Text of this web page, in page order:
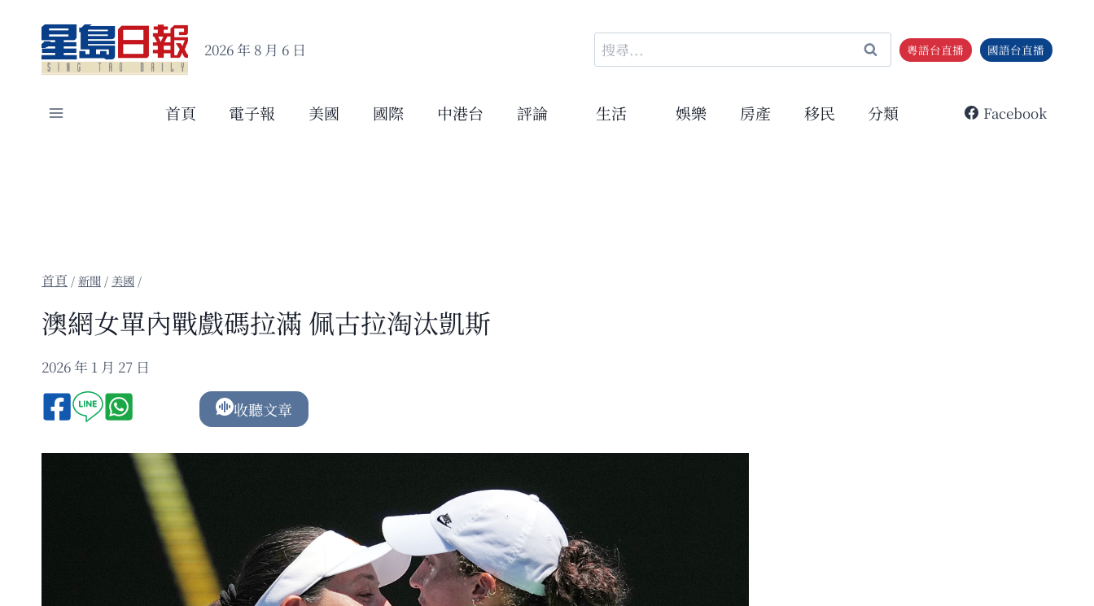
content
2026 年 8 月 6 日
搜
尋
鍵
粵語台直播 國語台直播
首頁 電子報 美國 國際 中港台 評論 生活 娛樂 房產 移民 分類 Facebook
/新聞 / 美國 /
澳網女單內戰戲碼拉滿 佩古拉淘汰凱斯
2026 年 1 月 27 日
收聽文章